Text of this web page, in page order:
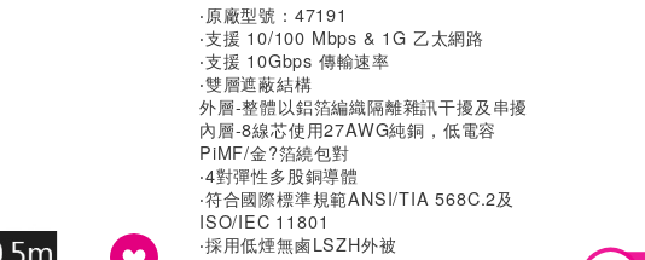
‧原廠型號：47191
‧支援 10/100 Mbps & 1G 乙太網路
‧支援 10Gbps 傳輸速率
‧雙層遮蔽結構
外層-整體以鋁箔編織隔離雜訊干擾及串擾
內層-8線芯使用27AWG純銅，低電容
PiMF/金?箔繞包對
‧4對彈性多股銅導體
‧符合國際標準規範ANSI/TIA 568C.2及
ISO/IEC 11801
‧採用低煙無鹵LSZH外被